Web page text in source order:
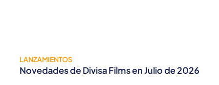
LANZAMIENTOS
Novedades de Divisa Films en Julio de 2026